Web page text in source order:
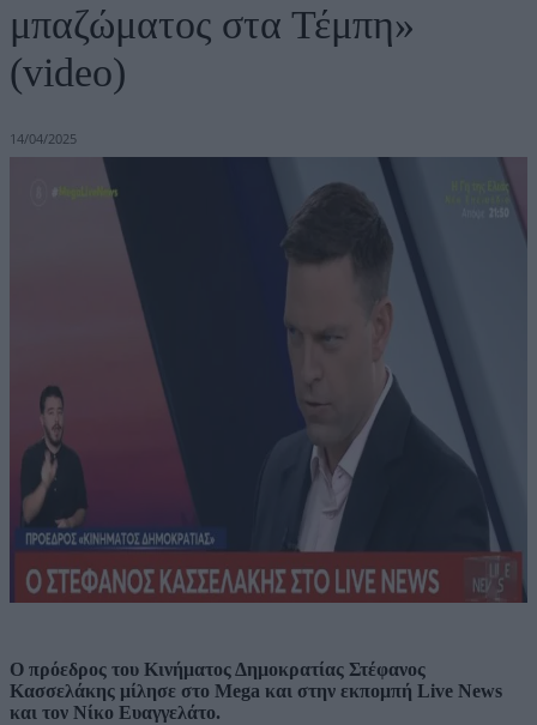
μπαζώματος στα Τέμπη»
(video)
14/04/2025
Ο πρόεδρος του Κινήματος Δημοκρατίας Στέφανος
Κασσελάκης μίλησε στο Mega και στην εκπομπή Live News
και τον Νίκο Ευαγγελάτο.